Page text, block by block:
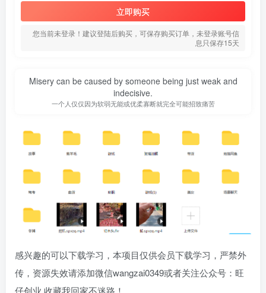
立即购买
您当前未登录！建议登陆后购买，可保存购买订单，未登录账号信
息只保存15天
Misery can be caused by someone being just weak and
indecisive.
一个人仅仅因为软弱无能或优柔寡断就完全可能招致痛苦
感兴趣的可以下载学习，本项目仅供会员下载学习，严禁外
传，资源失效请添加微信wangzai0349或者关注公众号：旺
仔创业 收藏我回家不迷路！